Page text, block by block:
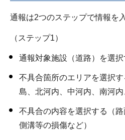
通報は2つのステップで情報を
（ステップ1）
通報対象施設（道路）を選択
不具合箇所のエリアを選択
島、北河内、中河内、南河内
不具合の内容を選択する（路
側溝等の損傷など）